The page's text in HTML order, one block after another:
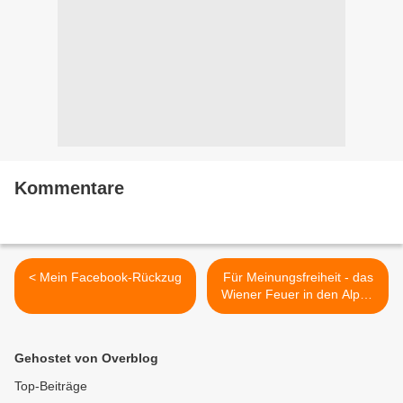
Kommentare
< Mein Facebook-Rückzug
Für Meinungsfreiheit - das
Wiener Feuer in den Alpen
2017 >
Gehostet von Overblog
Top-Beiträge